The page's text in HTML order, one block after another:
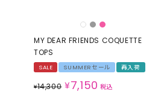
MY DEAR FRIENDS COQUETTE
TOPS
SALE SUMMERセール 再入荷
¥14,300 ¥7,150 税込